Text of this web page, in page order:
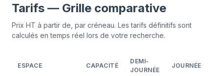
Tarifs — Grille comparative
Prix HT à partir de, par créneau. Les tarifs définitifs sont
calculés en temps réel lors de votre recherche.
ESPACE CAPACITÉ
DEMI-
JOURNÉE
JOURNÉE